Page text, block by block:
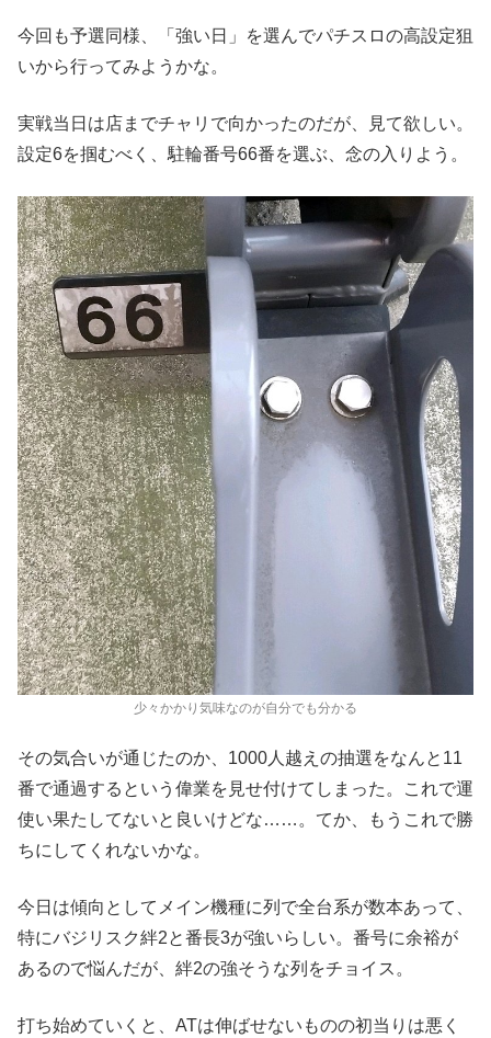
今回も予選同様、「強い日」を選んでパチスロの高設定狙
いから行ってみようかな。
実戦当日は店までチャリで向かったのだが、見て欲しい。
設定6を掴むべく、駐輪番号66番を選ぶ、念の入りよう。
少々かかり気味なのが自分でも分かる
その気合いが通じたのか、1000人越えの抽選をなんと11
番で通過するという偉業を見せ付けてしまった。これで運
使い果たしてないと良いけどな……。てか、もうこれで勝
ちにしてくれないかな。
今日は傾向としてメイン機種に列で全台系が数本あって、
特にバジリスク絆2と番長3が強いらしい。番号に余裕が
あるので悩んだが、絆2の強そうな列をチョイス。
打ち始めていくと、ATは伸ばせないものの初当りは悪く